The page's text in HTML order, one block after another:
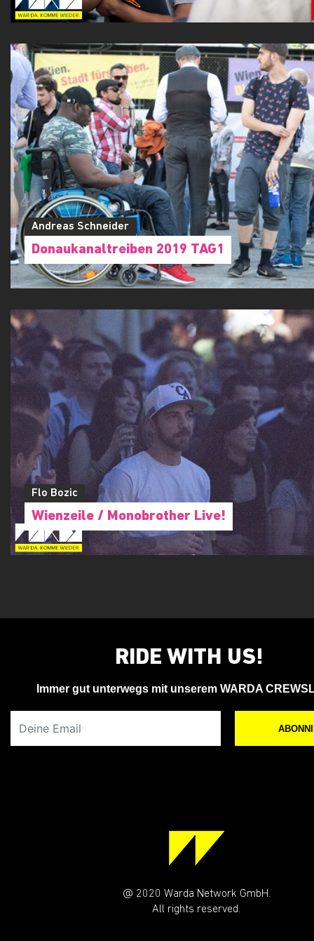
Andreas Schneider
Donaukanaltreiben 2019 TAG1
Flo Bozic
Wienzeile / Monobrother Live!
RIDE WITH US!
Immer gut unterwegs mit unserem WARDA
@ 2020 Warda Network GmbH.
All rights reserved.